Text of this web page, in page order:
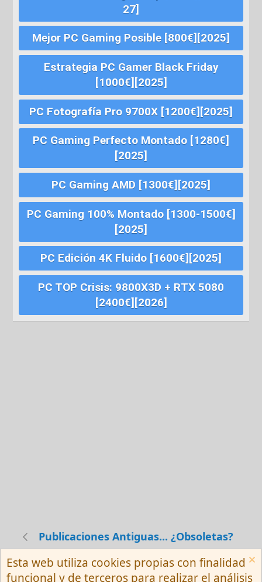
27]
Mejor PC Gaming Posible [800€][2025]
Estrategia PC Gamer Black Friday
[1000€][2025]
PC Fotografía Pro 9700X [1200€][2025]
PC Gaming Perfecto Montado [1280€]
[2025]
PC Gaming AMD [1300€][2025]
PC Gaming 100% Montado [1300-1500€]
[2025]
PC Edición 4K Fluido [1600€][2025]
PC TOP Crisis: 9800X3D + RTX 5080
[2400€][2026]
Publicaciones Antiguas... ¿Obsoletas?
Español (Neutro) Tu
Esta web utiliza cookies propias con finalidad
funcional y de terceros para realizar el análisis